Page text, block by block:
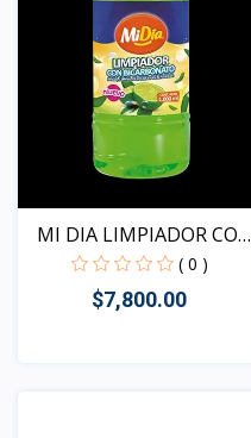
MI DIA LIMPIADOR CON
( 0 )
$7,800.00